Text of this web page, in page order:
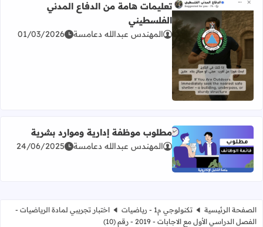
اقرأ المزيد عن تعليمات هامة من الدفاع المدني الفلسطيني
تعليمات هامة من الدفاع المدني
الفلسطيني
المهندس عبدالله دعامسة 01/03/2026
اقرأ المزيد عن مطلوب موظفة إدارية وموارد بشرية
مطلوب موظفة إدارية وموارد بشرية
المهندس عبدالله دعامسة 24/06/2025
الصفحة الرئيسية تكنولوجي م1 - رياضيات
اختبار تجريبي لمادة الرياضيات -
الفصل الدراسي الأول مع الاجابات - 2019 - رقم (10)